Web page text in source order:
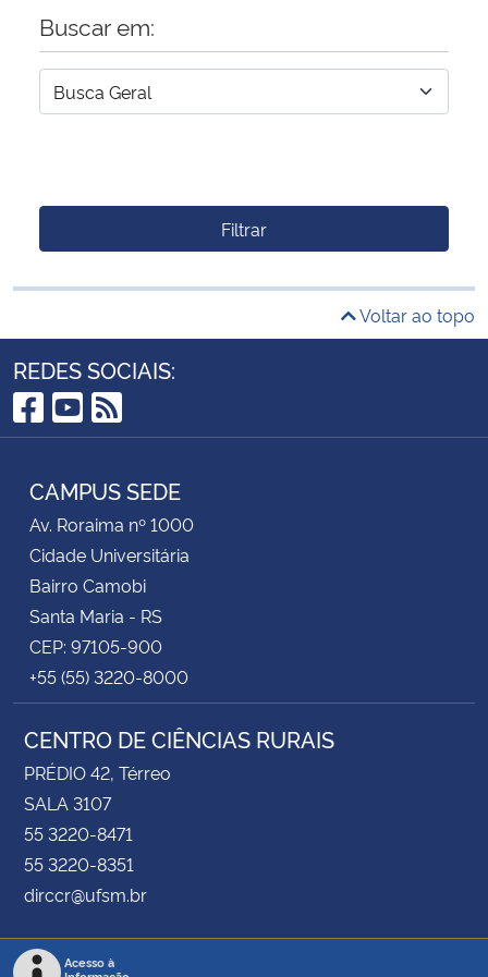
Buscar em:
Filtrar
Voltar ao topo
REDES SOCIAIS:
Facebook
YouTube
RSS
CAMPUS SEDE
Av. Roraima nº 1000
Cidade Universitária
Bairro Camobi
Santa Maria - RS
CEP: 97105-900
+55 (55) 3220-8000
CENTRO DE CIÊNCIAS RURAIS
PRÉDIO 42, Térreo
SALA 3107
55 3220-8471
55 3220-8351
dirccr@ufsm.br
Acesso à